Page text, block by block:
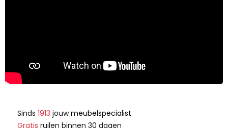
Sinds 1913 jouwmeubelspecialist
Gratis ruilen binnen 30 dagen